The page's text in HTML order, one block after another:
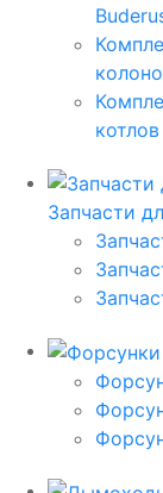
котлов
Запчасти